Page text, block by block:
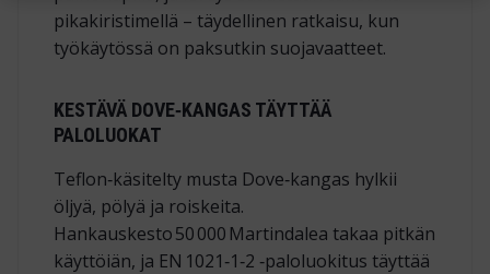
pikakiristimellä – täydellinen ratkaisu, kun
työkäytössä on paksutkin suojavaatteet.
KESTÄVÄ DOVE‑KANGAS TÄYTTÄÄ
PALOLUOKAT
Teflon‑käsitelty musta Dove‑kangas hylkii
öljyä, pölyä ja roiskeita.
Hankauskesto 50 000 Martindalea takaa pitkän
käyttöiän, ja EN 1021‑1‑2 ‑paloluokitus täyttää